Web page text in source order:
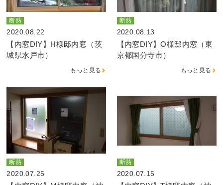
断熱
2020.08.22
【内窓DIY】H様邸内窓（茨
城県水戸市）
もっと見る
断熱
2020.08.13
【内窓DIY】O様邸内窓（東
京都国分寺市）
もっと見る
断熱
2020.07.25
断熱
2020.07.15